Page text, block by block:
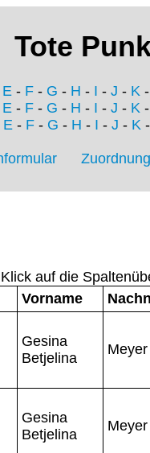
Tote
E - F - G - H - I - J - K
E - F - G - H - I - J - K
E- F- G - H - I - J - K
auf die
Vorname
Gesina
Betjelina
Meyer
Gesina
Betjelina
Meyer